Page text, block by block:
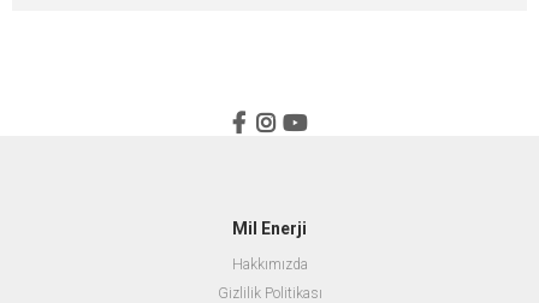
Mil Enerji
Hakkımızda
Gizlilik Politikası